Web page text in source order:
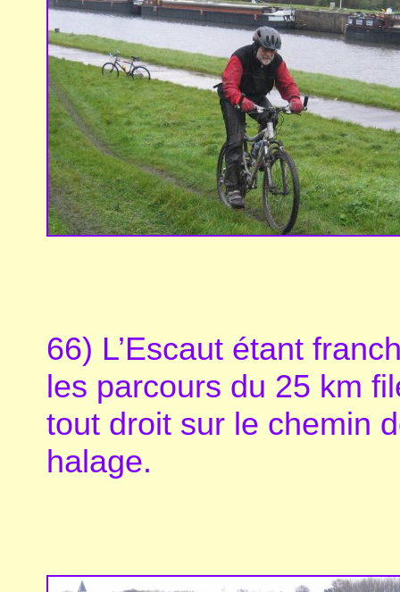
66) L’Escaut étant
les parcours du 25 km
tout droit sur le chemin
halage.